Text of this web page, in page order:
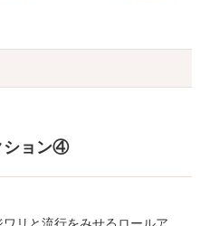
ション④
リと流行をみせるロールア